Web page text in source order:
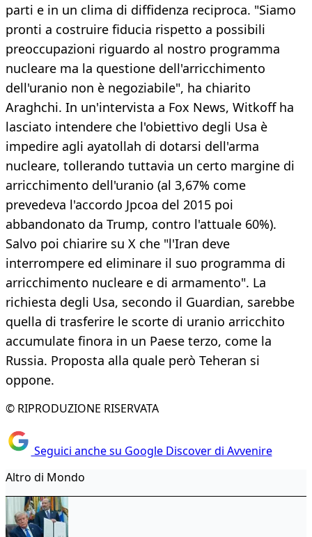
parti e in un clima di diffidenza reciproca. "Siamo
pronti a costruire fiducia rispetto a possibili
preoccupazioni riguardo al nostro programma
nucleare ma la questione dell'arricchimento
dell'uranio non è negoziabile", ha chiarito
Araghchi. In un'intervista a Fox News, Witkoff ha
lasciato intendere che l'obiettivo degli Usa è
impedire agli ayatollah di dotarsi dell'arma
nucleare, tollerando tuttavia un certo margine di
arricchimento dell'uranio (al 3,67% come
prevedeva l'accordo Jpcoa del 2015 poi
abbandonato da Trump, contro l'attuale 60%).
Salvo poi chiarire su X che "l'Iran deve
interrompere ed eliminare il suo programma di
arricchimento nucleare e di armamento". La
richiesta degli Usa, secondo il Guardian, sarebbe
quella di trasferire le scorte di uranio arricchito
accumulate finora in un Paese terzo, come la
Russia. Proposta alla quale però Teheran si
oppone.
© RIPRODUZIONE RISERVATA
Seguici anche su Google Discover di Avvenire
Altro di Mondo